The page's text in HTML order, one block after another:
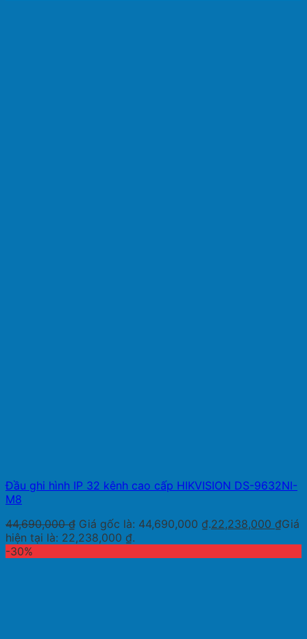
Đầu ghi hình IP 32 kênh cao cấp HIKVISION DS-9632NI-
M8
44,690,000₫ Giá gốc là: 44,690,000 ₫.22,238,000 ₫Giá
hiện tại là: 22,238,000 ₫.
-30%